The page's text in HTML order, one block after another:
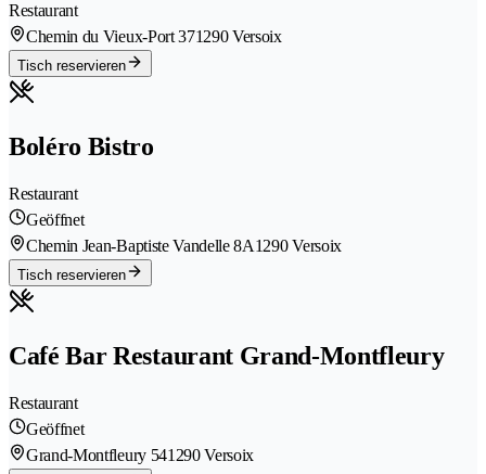
Restaurant
Chemin du Vieux-Port 371290 Versoix
Tisch reservieren
Boléro Bistro
Restaurant
Geöffnet
Chemin Jean-Baptiste Vandelle 8A1290 Versoix
Tisch reservieren
Café Bar Restaurant Grand-Montfleury
Restaurant
Geöffnet
Grand-Montfleury 541290 Versoix